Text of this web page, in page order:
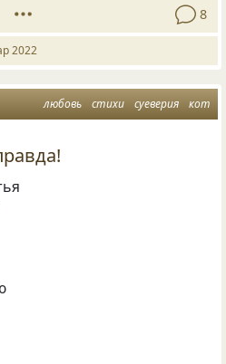
8
2022
любовь стихи суеверия кот